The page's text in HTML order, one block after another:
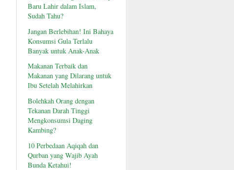
Baru Lahir dalam Islam,
Sudah Tahu?
Jangan Berlebihan! Ini Bahaya
Konsumsi Gula Terlalu
Banyak untuk Anak-Anak
Makanan Terbaik dan
Makanan yang Dilarang untuk
Ibu Setelah Melahirkan
Bolehkah Orang dengan
Tekanan Darah Tinggi
Mengkonsumsi Daging
Kambing?
10 Perbedaan Aqiqah dan
Qurban yang Wajib Ayah
Bunda Ketahui!